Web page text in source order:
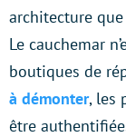
architecture
Le cauchemar
boutiques de
à démonter, les
être